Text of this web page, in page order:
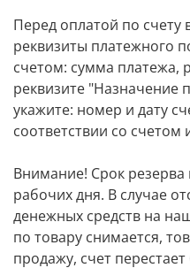
Перед оплатой по счету
реквизиты платежного
счетом: сумма платежа,
реквизите "Назначение
укажите: номер и дату
соответствии со счетом
Внимание! Срок резерва
рабочих дня. В случае
денежных средств на
по товару снимается,
продажу, счет